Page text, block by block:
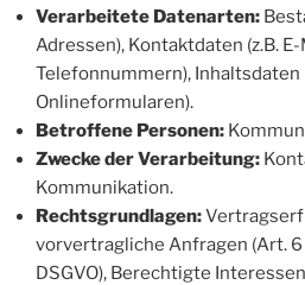
Verarbeitete Datenarten:
Adressen), Kontaktdaten (z.B.
Telefonnummern), Inhaltsdaten
Onlineformularen).
Betroffene Personen:
Zwecke der Verarbeitung:
Kommunikation.
Rechtsgrundlagen:
vorvertragliche Anfragen (Art. 6
DSGVO), Berechtigte Interessen